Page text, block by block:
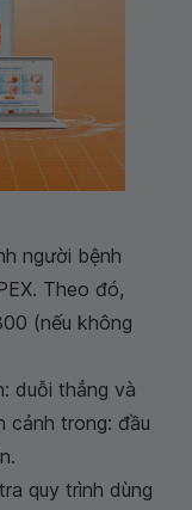
người bệnh
Theo đó,
(nếu không
duỗi thẳng và
cảnh trong: đầu
quy trình dùng